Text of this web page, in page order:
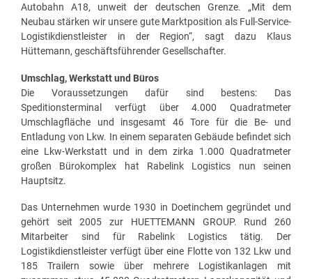
Autobahn A18, unweit der deutschen Grenze. „Mit dem
Neubau stärken wir unsere gute Marktposition als Full-Service-
Logistikdienstleister in der Region“, sagt dazu Klaus
Hüttemann, geschäftsführender Gesellschafter.
Umschlag, Werkstatt und Büros
Die Voraussetzungen dafür sind bestens: Das
Speditionsterminal verfügt über 4.000 Quadratmeter
Umschlagfläche und insgesamt 46 Tore für die Be- und
Entladung von Lkw. In einem separaten Gebäude befindet sich
eine Lkw-Werkstatt und in dem zirka 1.000 Quadratmeter
großen Bürokomplex hat Rabelink Logistics nun seinen
Hauptsitz.
Das Unternehmen wurde 1930 in Doetinchem gegründet und
gehört seit 2005 zur HUETTEMANN GROUP. Rund 260
Mitarbeiter sind für Rabelink Logistics tätig. Der
Logistikdienstleister verfügt über eine Flotte von 132 Lkw und
185 Trailern sowie über mehrere Logistikanlagen mit